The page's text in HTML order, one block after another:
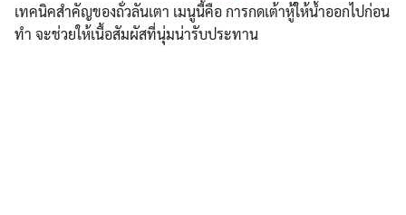
เทคนิคสำคัญของถั่วลันเตา เมนูนี้คือ การกดเต้าหู้ให้น้ำออกไปก่อน
ทำ จะช่วยให้เนื้อสัมผัสที่นุ่มน่ารับประทาน